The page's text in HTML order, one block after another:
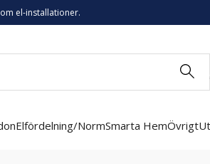
el-installationer.
Elfördelning/NormSmarta HemÖvrigt